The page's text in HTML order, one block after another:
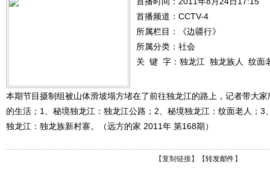
首播频道： CCTV-4
所属栏目：
《边疆行》
所属分类：社会
关 键 字： 独龙江 独龙族人 纹面
本期节目摄制组被山体滑坡塌方堵在了前往独龙江的路上，记者带大
的生活；1、秘境独龙江：独龙江公路；2、秘境独龙江：纹面老人；3
独龙江：独龙族新村寨。（远方的家 2011年 第168期）
【复制链接】【转发邮件 】